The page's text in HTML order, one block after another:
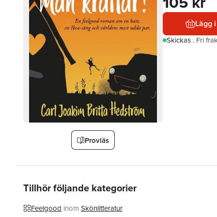
Provläs
Lägg
Skickas . Fri
Tillhör följande kategorier
Feelgood inom Skönlitteratur